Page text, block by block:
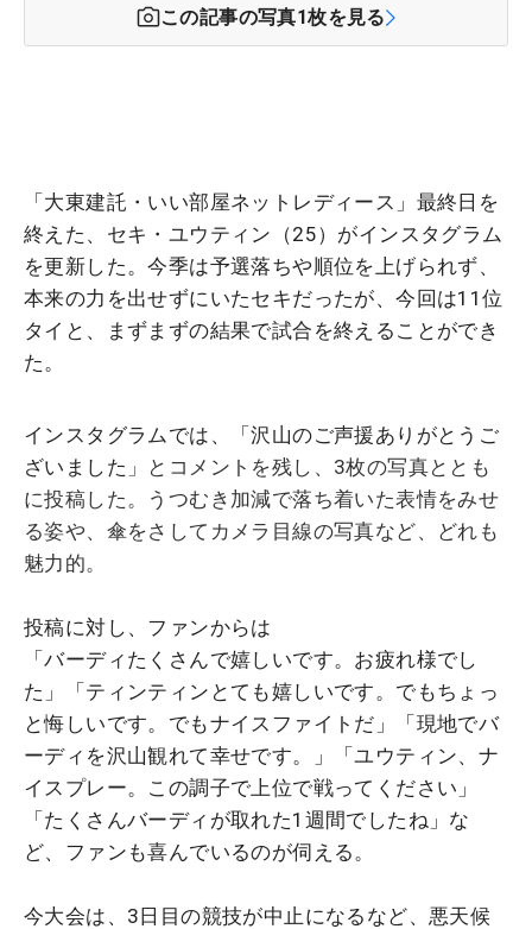
この記事の写真1枚を見る
「大東建託・いい部屋ネットレディース」最終日を
終えた、セキ・ユウティン（25）がインスタグラム
を更新した。今季は予選落ちや順位を上げられず、
本来の力を出せずにいたセキだったが、今回は11位
タイと、まずまずの結果で試合を終えることができ
た。
インスタグラムでは、「沢山のご声援ありがとうご
ざいました 」とコメントを残し、3枚の写真ととも
に投稿した。うつむき加減で落ち着いた表情をみせ
る姿や、傘をさしてカメラ目線の写真など、どれも
魅力的。
投稿に対し、ファンからは
「バーディたくさんで嬉しいです。お疲れ様でし
た」「ティンティンとても嬉しいです。でもちょっ
と悔しいです。でもナイスファイトだ」「現地でバ
ーディを沢山観れて幸せです。」「ユウティン、ナ
イスプレー。この調子で上位で戦ってください」
「たくさんバーディが取れた1週間でしたね」な
ど、ファンも喜んでいるのが伺える。
今大会は、3日目の競技が中止になるなど、悪天候